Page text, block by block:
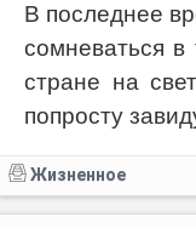
В последнее
сомневаться
стране на
попросту
Жизненное